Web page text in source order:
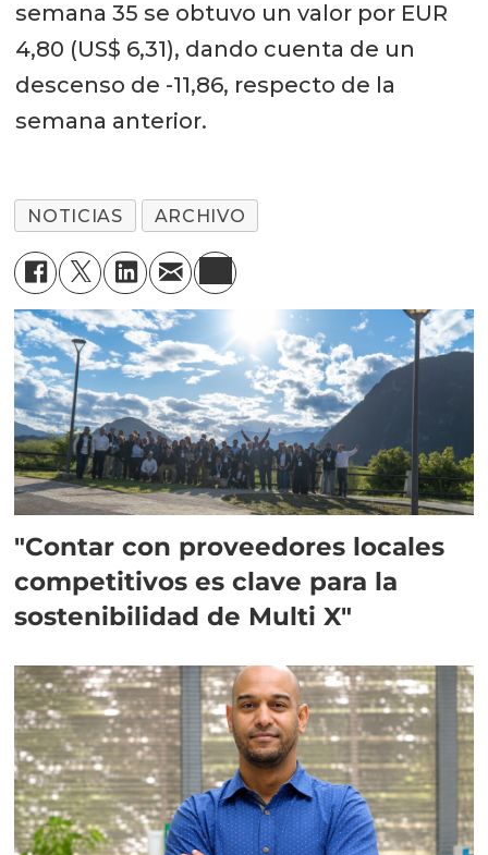
semana 35 se obtuvo un valor por EUR
4,80 (US$ 6,31), dando cuenta de un
descenso de -11,86, respecto de la
semana anterior.
NOTICIAS ARCHIVO
"Contar con proveedores locales
competitivos es clave para la
sostenibilidad de Multi X"